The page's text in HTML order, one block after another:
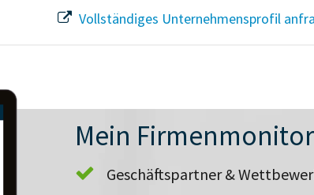
Vollständiges Unternehmensprofil
Mein Firmenmonitor
Geschäftspartner &